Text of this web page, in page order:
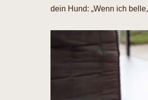
dein Hund: „Wenn ich